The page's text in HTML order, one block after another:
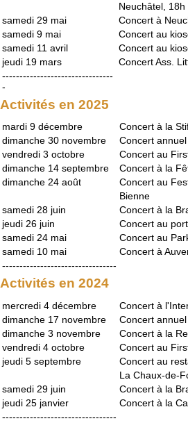
Neuchâtel, 18h
samedi 29 mai
Concert à
samedi 9 mai
Concert au
samedi 11 avril
Concert au
jeudi 19 mars
Concert Ass.
--------------------------------
-
Activités en 2025
mardi 9 décembre
Concert à la
dimanche 30 novembre
Concert
vendredi 3 octobre
Concert au
dimanche 14 septembre
Concert à la
dimanche 24 août
Concert au
Bienne
samedi 28 juin
Concert à la
jeudi 26 juin
Concert au
samedi 24 mai
Concert au
samedi 10 mai
Concert à
---------------------------------
Activités en 2024
mercredi 4 décembre
Concert à
dimanche 17 novembre
Concert
dimanche 3 novembre
Concert à la
vendredi 4 octobre
Concert au
jeudi 5 septembre
Concert au
La Chaux-de-
samedi 29 juin
Concert à la
jeudi 25 janvier
Concert à la
---------------------------------